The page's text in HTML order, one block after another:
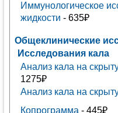
Иммунологическое
жидкости - 635₽
Общеклинические
Исследования кала
Анализ кала на
1275₽
Анализ кала на
Копрограмма - 445₽